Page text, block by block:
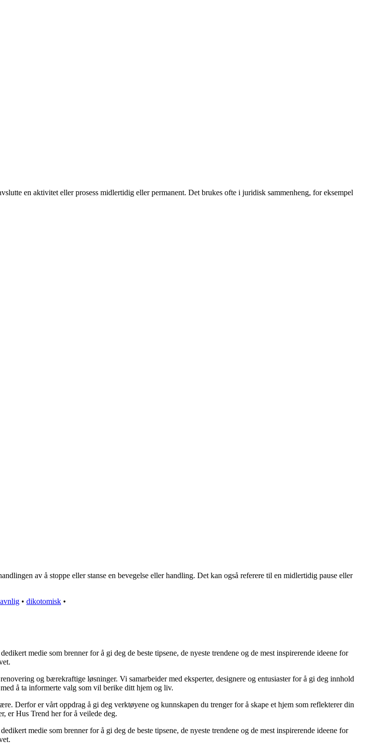
en aktivitet eller prosess midlertidig eller permanent. Det brukes ofte i juridisk sammenheng, for eksempel
av å stoppe eller stanse en bevegelse eller handling. Det kan også referere til en midlertidig pause eller
• dikotomisk •
medie som brenner for å gi deg de beste tipsene, de nyeste trendene og de mest inspirerende ideene for
og bærekraftige løsninger. Vi samarbeider med eksperter, designere og entusiaster for å gi deg innhold
å ta informerte valg som vil berike ditt hjem og liv.
Derfor er vårt oppdrag å gi deg verktøyene og kunnskapen du trenger for å skape et hjem som reflekterer din
er Hus Trend her for å veilede deg.
medie som brenner for å gi deg de beste tipsene, de nyeste trendene og de mest inspirerende ideene for